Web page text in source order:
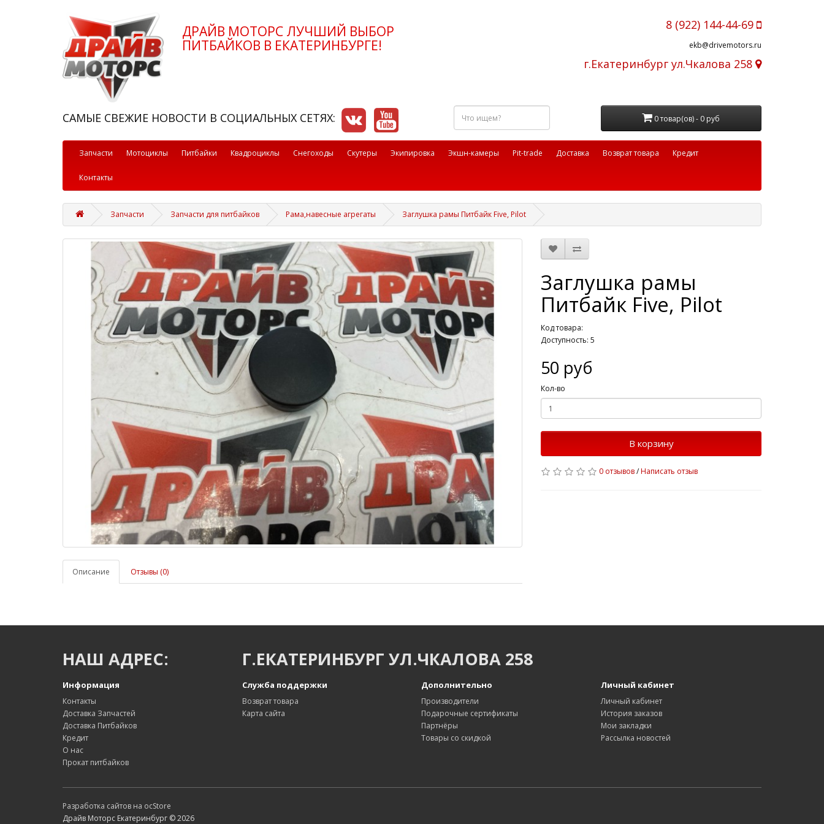
ДРАЙВ МОТОРС ЛУЧШИЙ ВЫБОР
ПИТБАЙКОВ В ЕКАТЕРИНБУРГЕ!
8 (922) 144-44-69
ekb@drivemotors.ru
г.Екатеринбург ул.Чкалова 258
САМЫЕ СВЕЖИЕ НОВОСТИ В СОЦИАЛЬНЫХ СЕТЯХ:
Что
ищем?
0 товар(ов) - 0 руб
Запчасти Мотоциклы Питбайки Квадроциклы Снегоходы Скутеры Экипировка Экшн-камеры Pit-trade Доставка Возврат товара Кредит
Контакты
Запчасти Запчасти для питбайков Рама,навесные агрегаты Заглушка рамы Питбайк Five, Pilot
Описание Отзывы (0)
Заглушка рамы
Питбайк Five, Pilot
Код товара:
Доступность: 5
50 руб
Кол-во
В корзину
0 отзывов/Написать отзыв
НАШ АДРЕС: Г.ЕКАТЕРИНБУРГ УЛ.ЧКАЛОВА 258
Информация
Контакты
Доставка Запчастей
Доставка Питбайков
Кредит
О нас
Прокат питбайков
Служба поддержки
Возврат товара
Карта сайта
Дополнительно
Производители
Подарочные сертификаты
Партнёры
Товары со скидкой
Личный кабинет
Личный кабинет
История заказов
Мои закладки
Рассылка новостей
Разработка сайтов на ocStore
Драйв Моторс Екатеринбург © 2026